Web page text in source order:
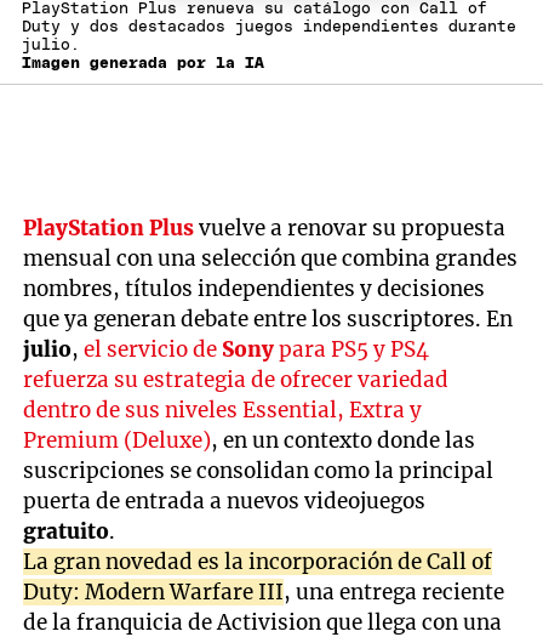
PlayStation Plus renueva su catálogo con Call of
Duty y dos destacados juegos independientes durante
julio.
Imagen generada por la IA
PlayStation Plusvuelve a renovar su propuesta
mensual con una selección que combina grandes
nombres, títulos independientes y decisiones
que ya generan debate entre los suscriptores. En
julio,el servicio de Sonypara PS5 y PS4
refuerza su estrategia de ofrecer variedad
dentro de sus niveles Essential, Extra y
Premium (Deluxe), en un contexto donde las
suscripciones se consolidan como la principal
puerta de entrada a nuevos videojuegos
gratuito.
La gran novedad es la incorporación de Call of
Duty: Modern Warfare III, una entrega reciente
de la franquicia de Activision que llega con una